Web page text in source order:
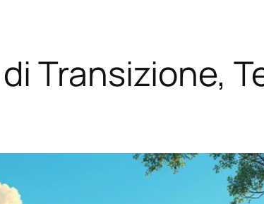
Transizione,